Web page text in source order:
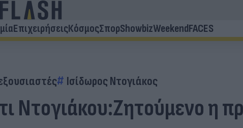
ΕπιχειρήσειςΚόσμοςΣπορShowbizWeekendFACES
Ισίδωρος Ντογιάκος
Ντογιάκου:Ζητούμενο η